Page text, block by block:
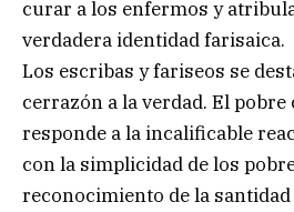
curar a los enfermos y
verdadera identidad farisaica.
Los escribas y fariseos se
cerrazón a la verdad. El
responde a la incalificable
con la simplicidad de los
reconocimiento de la